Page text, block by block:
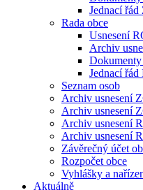
Jednací řád
Rada obce
Usnesení
Archiv
Jednací řád
Seznam osob
Archiv usnesení
Archiv usnesení
Archiv usnesení
Archiv usnesení
Závěrečný účet
Rozpočet obce
Vyhlášky a
Aktuálně